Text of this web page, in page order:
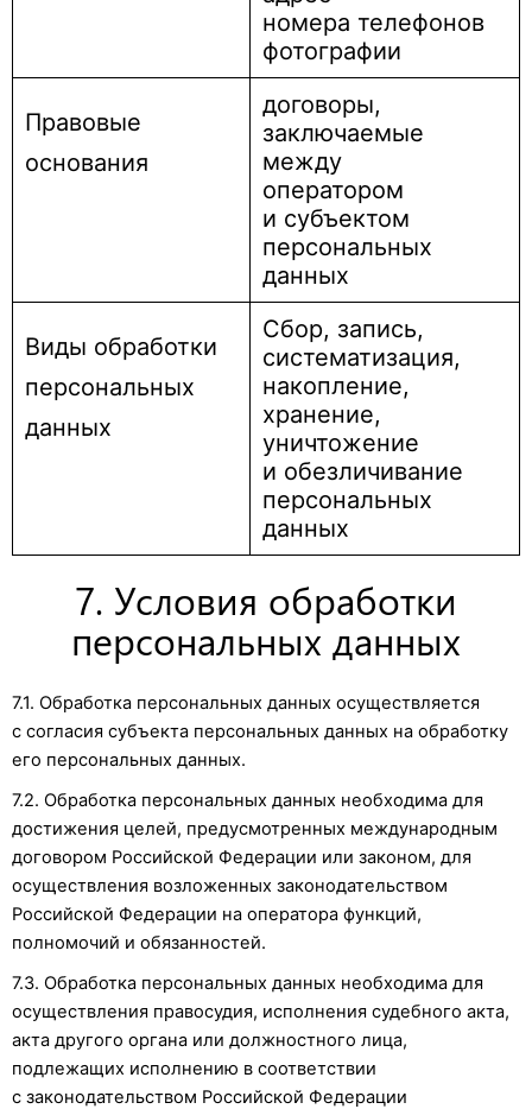
номера телефонов
фотографии
Правовые
основания
договоры,
заключаемые
между
оператором
и субъектом
персональных
данных
Виды обработки
персональных
данных
Сбор, запись,
систематизация,
накопление,
хранение,
уничтожение
и обезличивание
персональных
данных
7. Условия обработки
персональных данных
7.1. Обработка персональных данных осуществляется
с согласия субъекта персональных данных на обработку
его персональных данных.
7.2. Обработка персональных данных необходима для
достижения целей, предусмотренных международным
договором Российской Федерации или законом, для
осуществления возложенных законодательством
Российской Федерации на оператора функций,
полномочий и обязанностей.
7.3. Обработка персональных данных необходима для
осуществления правосудия, исполнения судебного акта,
акта другого органа или должностного лица,
подлежащих исполнению в соответствии
с законодательством Российской Федерации